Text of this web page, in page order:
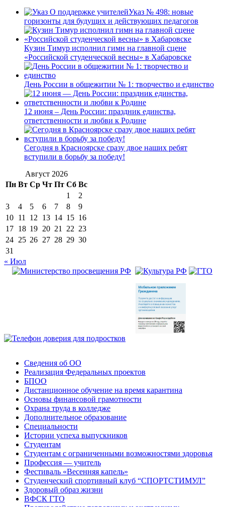
Указ № 498: новые
горизонты для будущих и действующих педагогов
Кузин Тимур исполнил гимн на главной сцене
«Российской студенческой весны» в Хабаровске
День России в общежитии № 1: творчество и единство
12 июня – День России: праздник единства,
ответственности и любви к Родине
Сегодня в Красноярске сразу двое наших ребят
вступили в борьбу за победу!
Август 2026
Пн Вт Ср Чт Пт Сб Вс
1
2
3
4 5 6 7 8
9
10 11 12 13 14 15 16
17 18 19 20 21 22 23
24 25 26 27 28 29 30
31
« Июл
Сведения об ОО
Реализация Федеральных проектов
БПОО
Дистанционное обучение на время карантина
Основы финансовой грамотности
Охрана труда в колледже
Дополнительное образование
Специальности
Истории успеха выпускников
Студентам
Студентам с ограниченными возможностями здоровья
Профессия — учитель
Фестиваль «Весенняя капель»
Студенческий спортивный клуб “СПОРТСТИМУЛ”
Здоровый образ жизни
ВФСК ГТО